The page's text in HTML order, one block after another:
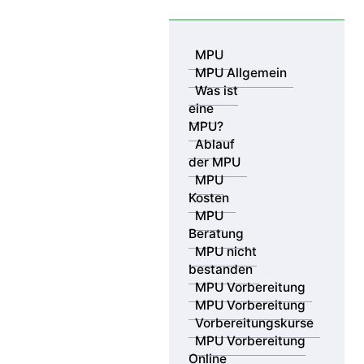
MPU
MPU Allgemein
Was ist
eine
MPU?
Ablauf
der MPU
MPU
Kosten
MPU
Beratung
MPU nicht
bestanden
MPU Vorbereitung
MPU Vorbereitung
Vorbereitungskurse
MPU Vorbereitung
Online
MPU Beratungsstellen – MPU
Vorbereitung
an 17 Standorten bundesweit &
in Ihrer Nähe